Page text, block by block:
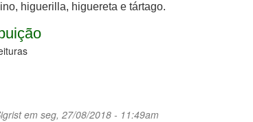
higuerilla, higuereta e tártago.
em seg, 27/08/2018 - 11:49am